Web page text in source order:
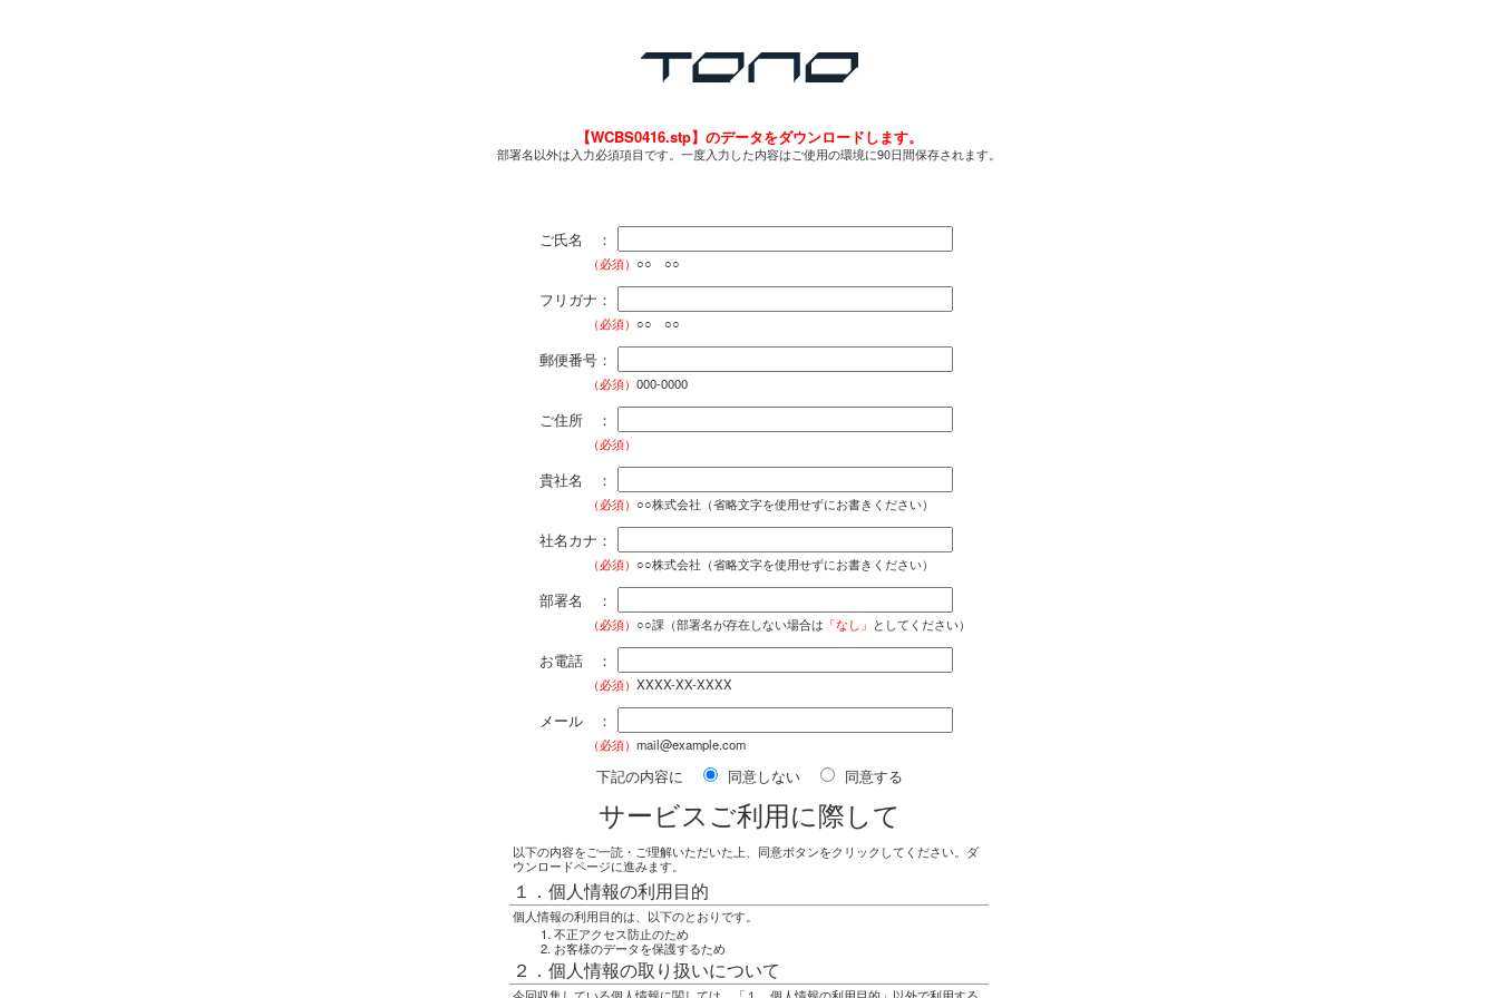
【WCBS0416.stp】のデータをダウンロードします。
部署名以外は入力必須項目です。一度入力した内容はご使用の環境に90日間保存されます。
ご氏名 ：
（必須） ○○ ○○
フリガナ：
（必須） ○○ ○○
郵便番号：
（必須） 000-0000
ご住所 ：
（必須）
貴社名 ：
（必須） ○○株式会社（省略文字を使用せずにお書きください）
社名カナ：
（必須） ○○株式会社（省略文字を使用せずにお書きください）
部署名 ：
（必須） ○○課（部署名が存在しない場合は 「なし」 としてください）
お電話 ：
（必須） XXXX-XX-XXXX
メール ：
（必須） mail@example.com
下記の内容に 同意しない 同意する
サービスご利用に際して
以下の内容をご一読・ご理解いただいた上、同意ボタンをクリックしてください。ダ
ウンロードページに進みます。
１．個人情報の利用目的
個人情報の利用目的は、以下のとおりです。
不正アクセス防止のため
お客様のデータを保護するため
２．個人情報の取り扱いについて